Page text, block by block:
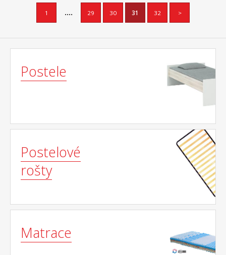
1 .... 29 30 31 32 >
Postele
Postelové
rošty
Matrace